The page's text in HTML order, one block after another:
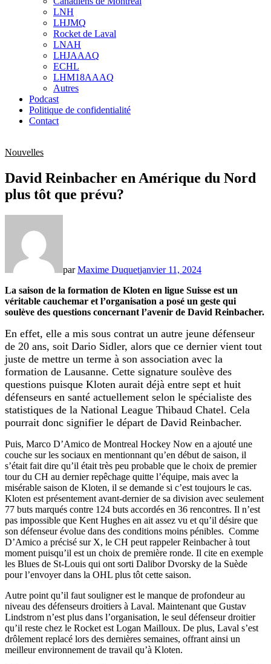
sub
menu
LNH
LHJMQ
Rocket de Laval
LNAH
LHJAAAQ
ECHL
LHM18AAAQ
Autres
Podcast
Politique de confidentialité
Contact
Nouvelles
David Reinbacher en Amérique du Nord
plus tôt que prévu?
parMaxime Duquetjanvier 11, 2024
La saison de la formation de Kloten en ligue Suisse est un
véritable cauchemar et l’organisation a posé un geste qui
soulève des questions concernant l’avenir de David Reinbacher.
En effet, elle a mis sous contrat un autre jeune défenseur
de 20 ans, soit Dario Sidler, alors que ce dernier vient tout
juste de mettre un terme à son association avec la
formation de Lausanne. Cette signature soulève des
questions puisque Kloten aurait déjà entre sept et huit
défenseurs en santé actuellement selon le spécialiste des
statistiques de la National League Thibaud Chatel. Cela
pourrait donc signifier le départ de David Reinbacher.
Puis, Marco D’Amico de Montreal Hockey Now en a ajouté une
couche sur les sociaux en mentionnant qu’en début de saison, il
s’était fait dire qu’il était très peu probable que le choix de premier
tour du CH au dernier repêchage quitte l’équipe, mais avec la
misérable saison de Kloten, il se demande si c’est toujours le cas.
Kloten est présentement avant-dernier de sa division avec seulement
77 buts marqués contre 124 buts accordés en 36 rencontres. Il n’est
pas impossible que Kent Hughes en ait assez vu et qu’il désire que
son défenseur évolue dans des conditions moins pénibles. Comme
D’Amico a précisé sur X, le CH peut rappeler Reinbacher à tout
moment puisqu’il est un choix de première ronde. Il cite en exemple
les Blues de St-Louis qui ont sorti Dalibor Dvorsky de la Suède
pour l’envoyer dans la OHL plus tôt cette saison.
Autre point qu’il faut souligner est le manque de profondeur au
niveau des défenseurs droitiers à Laval. Maintenant que Gustav
Lindstrom n’est plus dans l’organisation, le seul défenseur droitier
qu’il reste chez le Rocket est Logan Mailloux. De plus, Laval s’est
drôlement replacé lors des dernières semaines, offrant ainsi un
meilleur environnement de travail qu’à Kloten.